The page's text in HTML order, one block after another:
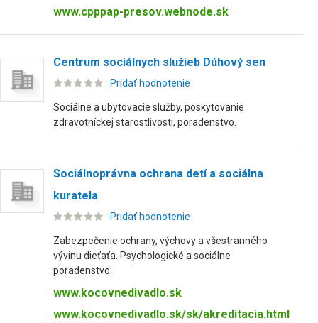
www.cpppap-presov.webnode.sk
Centrum sociálnych služieb Dúhový sen
Pridať hodnotenie
Sociálne a ubytovacie služby, poskytovanie
zdravotníckej starostlivosti, poradenstvo.
Sociálnoprávna ochrana detí a sociálna
kuratela
Pridať hodnotenie
Zabezpečenie ochrany, výchovy a všestranného
vývinu dieťaťa. Psychologické a sociálne
poradenstvo.
www.kocovnedivadlo.sk
www.kocovnedivadlo.sk/sk/akreditacia.html